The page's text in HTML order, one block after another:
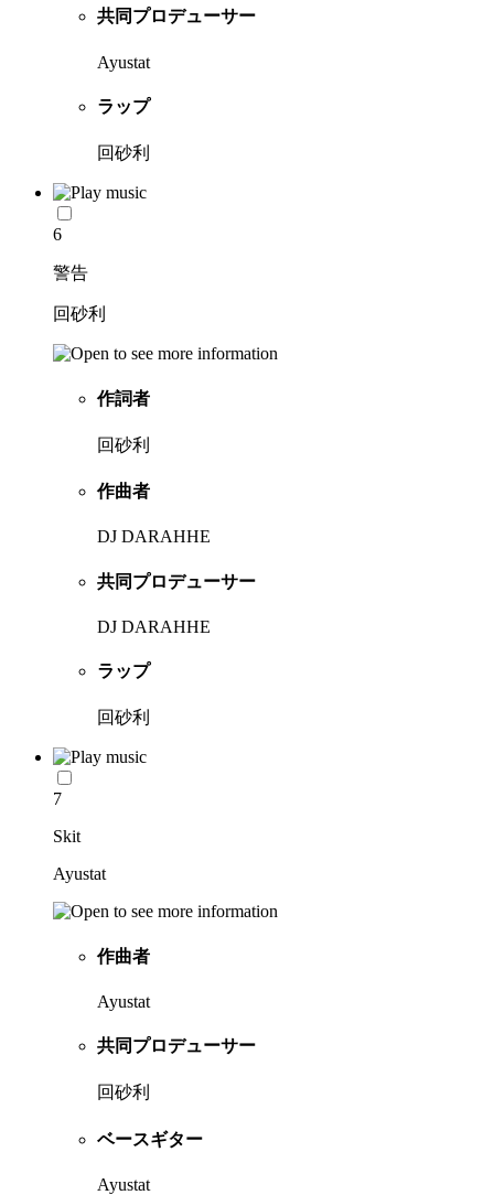
共同プロデューサー
Ayustat
ラップ
回砂利
6
警告
回砂利
作詞者
回砂利
作曲者
DJ DARAHHE
共同プロデューサー
DJ DARAHHE
ラップ
回砂利
7
Skit
Ayustat
作曲者
Ayustat
共同プロデューサー
回砂利
ベースギター
Ayustat